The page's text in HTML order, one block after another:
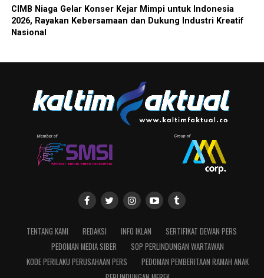
CIMB Niaga Gelar Konser Kejar Mimpi untuk Indonesia
2026, Rayakan Kebersamaan dan Dukung Industri Kreatif
Nasional
TENTANG KAMI REDAKSI INFO IKLAN
SERTIFIKAT DEWAN PERS
PEDOMAN MEDIA SIBER
SOP PERLINDUNGAN WARTAWAN
KODE PERILAKU PERUSAHAAN PERS
PEDOMAN PEMBERITAAN RAMAH ANAK